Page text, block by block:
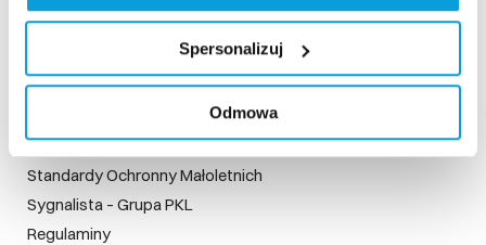
Spersonalizuj
Odmowa
Szukaj na stronie
Rodo
Polityka jakości
Standardy Ochronny Małoletnich
Sygnalista – Grupa PKL
Regulaminy